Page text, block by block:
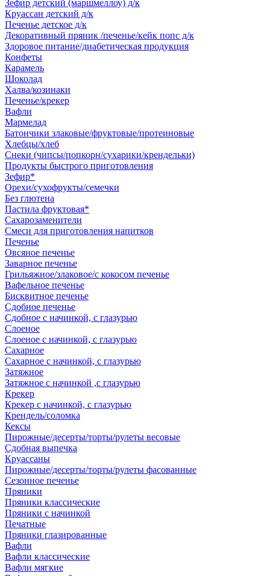
Зефир детский (маршмеллоу) д/к
Круассан детский д/к
Печенье детское д/к
Декоративный пряник /печенье/кейк попс д/к
Здоровое питание/диабетическая продукция
Конфеты
Карамель
Шоколад
Халва/козинаки
Печенье/крекер
Вафли
Мармелад
Батончики злаковые/фруктовые/протеиновые
Хлебцы/хлеб
Снеки (чипсы/попкорн/сухарики/крендельки)
Продукты быстрого приготовления
Зефир*
Орехи/сухофрукты/семечки
Без глютена
Пастила фруктовая*
Сахарозаменители
Смеси для приготовления напитков
Печенье
Овсяное печенье
Заварное печенье
Грильяжное/злаковое/с кокосом печенье
Вафельное печенье
Бисквитное печенье
Сдобное печенье
Сдобное с начинкой, с глазурью
Слоеное
Слоеное с начинкой, с глазурью
Сахарное
Сахарное с начинкой, с глазурью
Затяжное
Затяжное с начинкой ,с глазурью
Крекер
Крекер с начинкой, с глазурью
Крендель/соломка
Кексы
Пирожные/десерты/торты/рулеты весовые
Сдобная выпечка
Круассаны
Пирожные/десерты/торты/рулеты фасованные
Сезонное печенье
Пряники
Пряники классические
Пряники с начинкой
Печатные
Пряники глазированные
Вафли
Вафли классические
Вафли мягкие